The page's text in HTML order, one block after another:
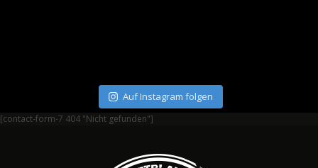
Auf Instagram folgen
[contact-form-7 404 "Nicht gefunden"]